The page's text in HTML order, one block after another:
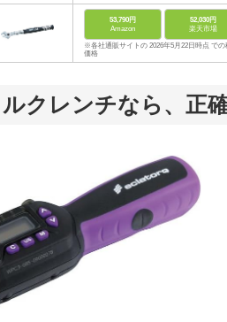
53,790円
Amazon
52,030円
楽天市場
※各社通販サイトの 2026年5月22日時点 での
価格
クレンチなら、正